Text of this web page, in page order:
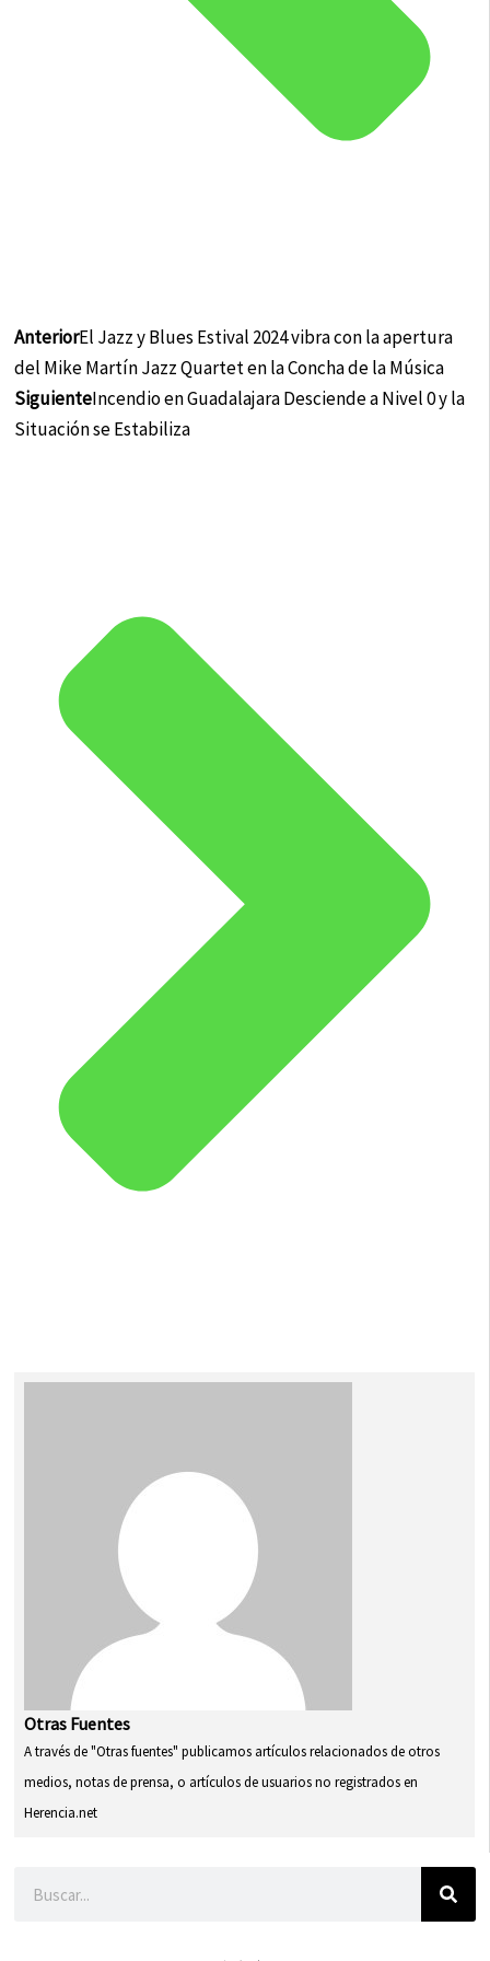
AnteriorEl Jazz y Blues Estival 2024 vibra con la apertura
del Mike Martín Jazz Quartet en la Concha de la Música
SiguienteIncendio en Guadalajara Desciende a Nivel 0 y la
Situación se Estabiliza
Otras Fuentes
A través de "Otras fuentes" publicamos artículos relacionados de otros
medios, notas de prensa, o artículos de usuarios no registrados en
Herencia.net